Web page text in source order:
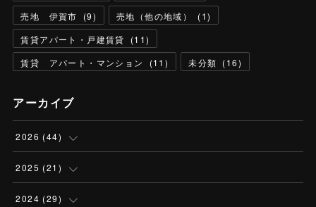
売地 伊賀市
(9) 売地（他の地域） (1)
賃貸アパート・戸建賃貸
(11)
賃貸 アパート・マンション
(11 ) 未分類 (16)
アーカイブ
2026 (44)
(5 )
(13
2025 (21 )
(1)
2024 (29)